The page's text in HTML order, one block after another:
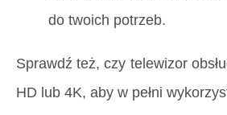
do twoich potrzeb.
Sprawdź też, czy telewizor
HD lub 4K, aby w pełni